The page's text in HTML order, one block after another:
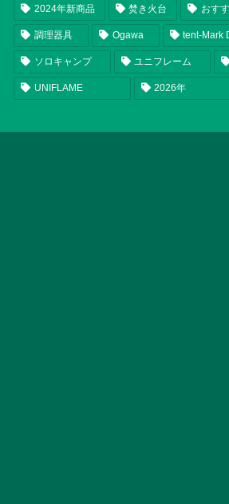
2024年新商品 焚き火台 おす
調理器具 Ogawa tent-Mark
ソロキャンプ ユニフレーム
UNIFLAME 2026年